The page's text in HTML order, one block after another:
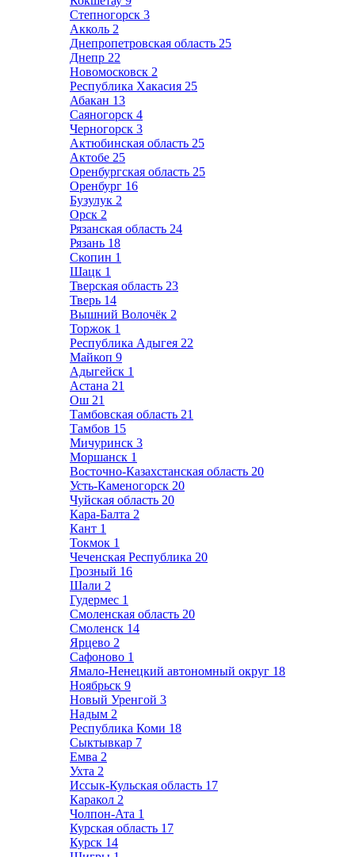
Степногорск 3
Акколь 2
Днепропетровская область 25
Днепр 22
Новомосковск 2
Республика Хакасия 25
Абакан 13
Саяногорск 4
Черногорск 3
Актюбинская область 25
Актобе 25
Оренбургская область 25
Оренбург 16
Бузулук 2
Орск 2
Рязанская область 24
Рязань 18
Скопин 1
Шацк 1
Тверская область 23
Тверь 14
Вышний Волочёк 2
Торжок 1
Республика Адыгея 22
Майкоп 9
Адыгейск 1
Астана 21
Ош 21
Тамбовская область 21
Тамбов 15
Мичуринск 3
Моршанск 1
Восточно-Казахстанская область 20
Усть-Каменогорск 20
Чуйская область 20
Кара-Балта 2
Кант 1
Токмок 1
Чеченская Республика 20
Грозный 16
Шали 2
Гудермес 1
Смоленская область 20
Смоленск 14
Ярцево 2
Сафоново 1
Ямало-Ненецкий автономный округ 18
Ноябрьск 9
Новый Уренгой 3
Надым 2
Республика Коми 18
Сыктывкар 7
Емва 2
Ухта 2
Иссык-Кульская область 17
Каракол 2
Чолпон-Ата 1
Курская область 17
Курск 14